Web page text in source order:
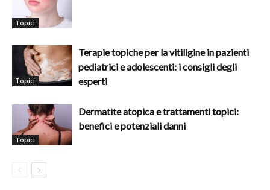
Topici
Topici
Terapie topiche per la vitiligine in pazienti
pediatrici e adolescenti: i consigli degli
esperti
Topici
Dermatite atopica e trattamenti topici:
benefici e potenziali danni